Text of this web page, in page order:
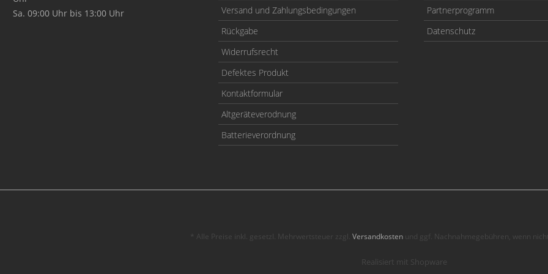
Sa. 09:00 Uhr bis 13:00 Uhr
Versand und Zahlungsbedingungen
Rückgabe
Widerrufsrecht
Defektes Produkt
Kontaktformular
Altgeräteverodnung
Batterieverordnung
Partnerprogramm
Datenschutz
* Alle Preise inkl. gesetzl. Mehrwertsteuer zzgl. Versandkostenund ggf. Nachnahmegebühren, wenn
Realisiert mit Shopware